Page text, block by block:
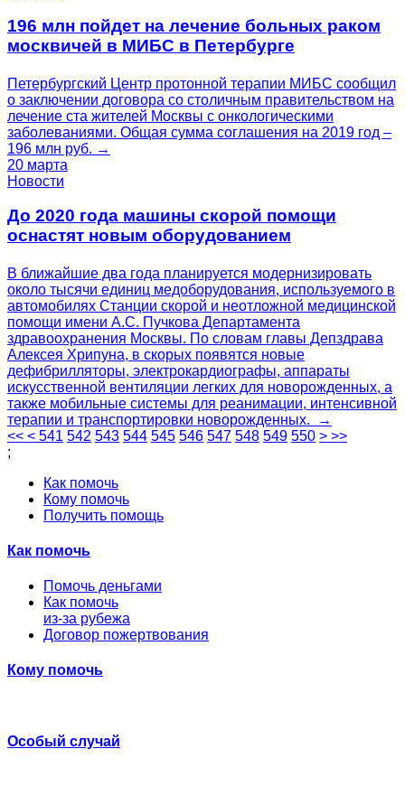
196 млн пойдет на лечение больных раком
москвичей в МИБС в Петербурге
Петербургский Центр протонной терапии МИБС сообщил
о заключении договора со столичным правительством на
лечение ста жителей Москвы с онкологическими
заболеваниями. Общая сумма соглашения на 2019 год –
196 млн руб. →
20 марта
Новости
До 2020 года машины скорой помощи
оснастят новым оборудованием
В ближайшие два года планируется модернизировать
около тысячи единиц медоборудования, используемого в
автомобилях Станции скорой и неотложной медицинской
помощи имени А.С. Пучкова Департамента
здравоохранения Москвы. По словам главы Депздрава
Алексея Хрипуна, в скорых появятся новые
дефибрилляторы, электрокардиографы, аппараты
искусственной вентиляции легких для новорожденных, а
также мобильные системы для реанимации, интенсивной
терапии и транспортировки новорожденных. →
<< < 541 542 543 544 545 546 547 548 549 550 > >>
;
Как помочь
Кому помочь
Получить помощь
Как помочь
Помочь деньгами
Как помочь
из-за рубежа
Договор пожертвования
Кому помочь
Особый случай